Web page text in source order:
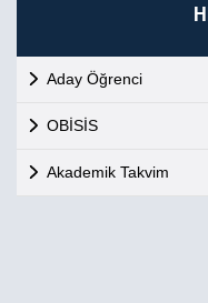
Aday Öğrenci
OBİSİS
Akademik Takvim